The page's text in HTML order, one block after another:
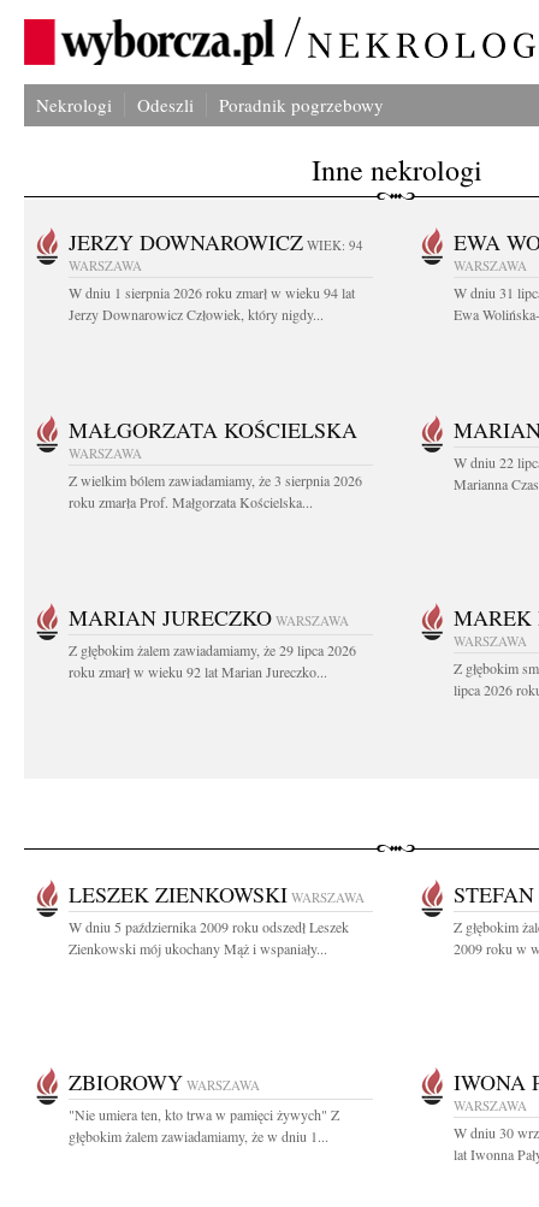
Nekrologi Odeszli Poradnik pogrzebowy
Inne nekrologi
JERZY DOWNAROWICZ WIEK: 94
WARSZAWA
W dniu 1 sierpnia 2026 roku zmarł w wieku 94 lat
Jerzy Downarowicz Człowiek, który nigdy...
EWA
WARSZAWA
W dniu 31
Ewa
MAŁGORZATA KOŚCIELSKA
WARSZAWA
Z wielkim bólem zawiadamiamy, że 3 sierpnia 2026
roku zmarła Prof. Małgorzata Kościelska...
W dniu 22
Marianna
MARIAN JURECZKO WARSZAWA
Z głębokim żalem zawiadamiamy, że 29 lipca 2026
roku zmarł w wieku 92 lat Marian Jureczko...
MAREK
WARSZAWA
Z głębokim
lipca 2026
LESZEK ZIENKOWSKI WARSZAWA
W dniu 5 października 2009 roku odszedł Leszek
Zienkowski mój ukochany Mąż i wspaniały...
Z głębokim
2009 roku w
ZBIOROWY WARSZAWA
"Nie umiera ten, kto trwa w pamięci żywych" Z
głębokim żalem zawiadamiamy, że w dniu 1...
IWONA
WARSZAWA
W dniu 30
lat Iwonna